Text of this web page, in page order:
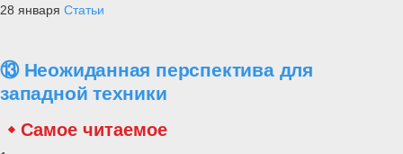
28 января Статьи
⑬ Неожиданная перспектива для
западной техники
Самое читаемое